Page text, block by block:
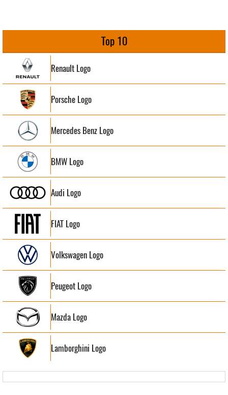
Top 10
Renault Logo
Porsche Logo
Mercedes Benz Logo
BMW Logo
Audi Logo
FIAT Logo
Volkswagen Logo
Peugeot Logo
Mazda Logo
Lamborghini Logo